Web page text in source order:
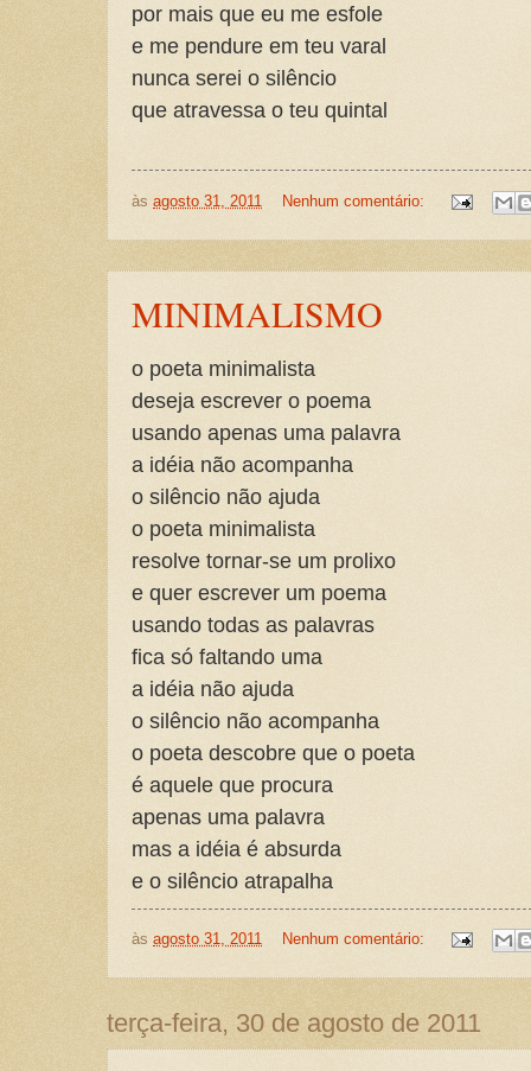
por mais que eu me esfole
e me pendure em teu varal
nunca serei o silêncio
que atravessa o teu quintal
às agosto 31, 2011 Nenhum comentário:
MINIMALISMO
o poeta minimalista
deseja escrever o poema
usando apenas uma palavra
a idéia não acompanha
o silêncio não ajuda
o poeta minimalista
resolve tornar-se um prolixo
e quer escrever um poema
usando todas as palavras
fica só faltando uma
a idéia não ajuda
o silêncio não acompanha
o poeta descobre que o poeta
é aquele que procura
apenas uma palavra
mas a idéia é absurda
e o silêncio atrapalha
às agosto 31, 2011 Nenhum comentário:
terça-feira, 30 de agosto de 2011